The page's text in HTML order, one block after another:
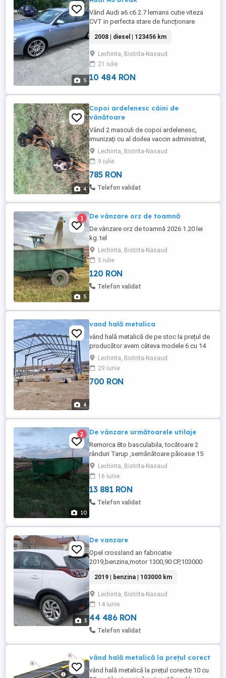
5
Vând Audi a6 c6 2.7 lemans cutie viteza
CVT in perfecta stare de funcționare
06 2027 V5 intreg pe numele meu Nu ma
interesează variante Daca anunțul este
inca aici înseamnă ca este disponibil.
PRET 2000 negociabil la fața locului.
2008 | diesel | 123456 km
Lechinta, Bistrita-Nasaud
21 iulie
10 484 RON
4
Copoi ardelenesc câini de
vânătoare
Vând 2 masculi de copoi ardelenesc,
imunizați cu al doilea vaccin administrat,
din linii de top. Au 8 săptămâni, foarte
activi . Preț 150 euro bucata sau 250
împreună. Nu sunați pentru negocieri.
Video și poze la numărul de telefon
Lechinta, Bistrita-Nasaud
9 iulie
785 RON
Telefon validat
5
1 De vânzare orz de toamnă
De vânzare orz de toamnă 2026 1.20 lei
kg. tel
Lechinta, Bistrita-Nasaud
5 iulie
120 RON
Telefon validat
4
vand hală metalica
vând hală metalică de pe stoc la prețul de
producător avem câteva modele 6 cu 14
cu patru la streașină 8 cu 20 cu patru la
streașină 12 cu 25 cu patru la streașină
mai multe detalii la numărul de telefon
722721231
Lechinta, Bistrita-Nasaud
29 iunie
700 RON
10
2 De vânzare următoarele utilaje
Remorca 8to basculabila, tocătoare 2
rânduri Tarup ,semănătoare păioase 15
rânduri Hasia, plug reversibil trei brazde
,burghiu pt tractor, cărucior 4m lungime
pod tablă, mig împrăștiat îngrășăminte,
prasitoare 5 rânduri toate in stare de
funcționare. Tel
Lechinta, Bistrita-Nasaud
16 iunie
13 881 RON
Telefon validat
3
De vanzare
Opel crossland an fabricatie
2019,benzina,motor 1300,90 CP,103000
2019 | benzina | 103000 km
Lechinta, Bistrita-Nasaud
14 iunie
44 486 RON
Telefon validat
vând hală metalică la prețul corect
vând hală metalică la prețul corecte 10 cu